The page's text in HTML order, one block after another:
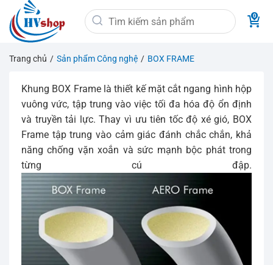
qua
nội
dung
Tìm
kiếm:
Trang chủ / Sản phẩm Công nghệ / BOX FRAME
Khung BOX Frame là thiết kế mặt cắt ngang hình hộp
vuông vức, tập trung vào việc tối đa hóa độ ổn định
và truyền tải lực. Thay vì ưu tiên tốc độ xé gió, BOX
Frame tập trung vào cảm giác đánh chắc chắn, khả
năng chống vặn xoắn và sức mạnh bộc phát trong
từng cú đập.